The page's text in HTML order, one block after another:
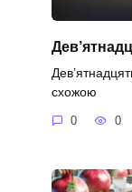
схожою
0 0